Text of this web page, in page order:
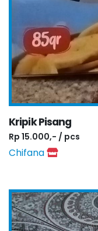
Kripik Pisang
Rp 15.000,- / pcs
Chifana